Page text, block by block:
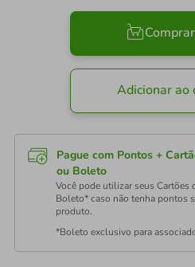
Adicionar ao
Pague com Pontos +
ou Boleto
Você pode utilizar seus Cartões
Boleto* caso não tenha pontos
produto.
*Boleto exclusivo para